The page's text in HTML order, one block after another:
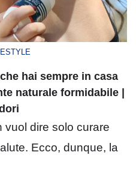
hai sempre in casa
naturale formidabile |
vuol dire solo curare
Ecco, dunque, la